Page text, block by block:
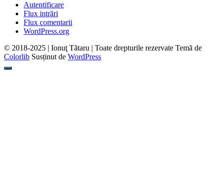
Autentificare
Flux intrări
Flux comentarii
WordPress.org
© 2018-2025 | Ionuţ Tătaru | Toate drepturile rezervate Temă de
Colorlib Susținut de WordPress